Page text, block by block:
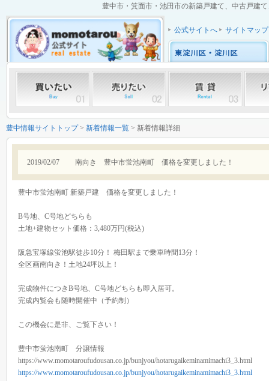
豊中市・箕面市・池田市の新築戸建て、中古戸建
公式サイトへ サイトマップ
豊中情報サイトトップ> 新着情報一覧 > 新着情報詳細
2019/02/07 南向き 豊中市蛍池南町 価格を変更しました！
豊中市蛍池南町 新築戸建 価格を変更しました！
B号地、C号地どちらも
土地+建物セット価格：3,480万円(税込)
阪急宝塚線蛍池駅徒歩10分！ 梅田駅まで乗車時間13分！
全区画南向き！土地24坪以上！
完成物件につきB号地、C号地どちらも即入居可。
完成内覧会も随時開催中（予約制）
この機会に是非、ご覧下さい！
豊中市蛍池南町 分譲情報
https://www.momotaroufudousan.co.jp/bunjyou/hotarugaikeminamimachi3_3.html
https://www.momotaroufudousan.co.jp/bunjyou/hotarugaikeminamimachi3_3.html